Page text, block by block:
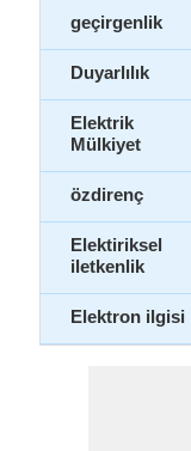
geçirgenlik
Duyarlılık
Elektrik
Mülkiyet
özdirenç
Elektiriksel
iletkenlik
Elektron ilgisi